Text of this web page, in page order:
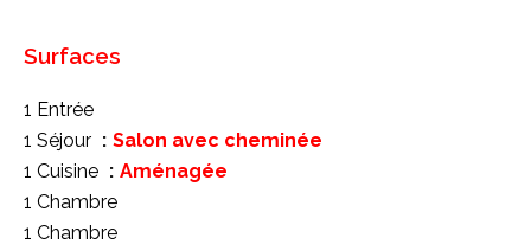
Surfaces
1 Entrée
1 Séjour
Salon avec cheminée
1 Cuisine
Aménagée
1 Chambre
1 Chambre